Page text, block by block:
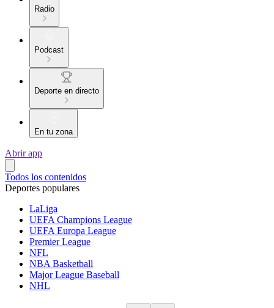
Radio
Podcast
Deporte en directo
En tu zona
Abrir app
Todos los contenidos
Deportes populares
LaLiga
UEFA Champions League
UEFA Europa League
Premier League
NFL
NBA Basketball
Major League Baseball
NHL